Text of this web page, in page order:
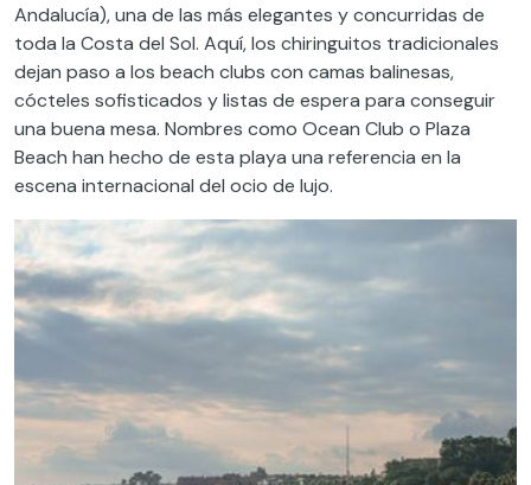
Andalucía), una de las más elegantes y concurridas de
toda la Costa del Sol. Aquí, los chiringuitos tradicionales
dejan paso a los beach clubs con camas balinesas,
cócteles sofisticados y listas de espera para conseguir
una buena mesa. Nombres como Ocean Club o Plaza
Beach han hecho de esta playa una referencia en la
escena internacional del ocio de lujo.